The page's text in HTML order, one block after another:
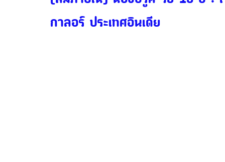
กาลอร์ ประเทศอินเดีย